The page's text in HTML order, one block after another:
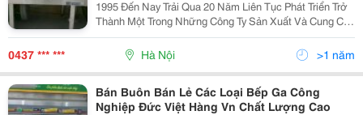
1995 Đến Nay Trải Qua 20 Năm Liên Tục Phát Triển Trở
Thành Một Trong Những Công Ty Sản Xuất Và Cung Cấp
Thiết Bị Bếp Dân Dụng Và Công Nghiệp Hàng Đầu Trên
Thị Trường Việt Nam. Lấy Đội Ngũ Cán Bộ Làm Nòn
0437 *** *** Hà Nội >1 năm
Bán Buôn Bán Lẻ Các Loại Bếp Ga Công
Nghiệp Đức Việt Hàng Vn Chất Lượng Cao